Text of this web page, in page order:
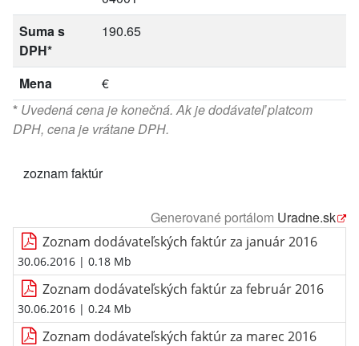
Suma s
DPH*
190.65
Mena
€
* Uvedená cena je konečná. Ak je dodávateľ platcom
DPH, cena je vrátane DPH.
zoznam faktúr
Generované portálom Uradne.sk
Zoznam dodávateľských faktúr za január 2016
30.06.2016 | 0.18 Mb
Zoznam dodávateľských faktúr za február 2016
30.06.2016 | 0.24 Mb
Zoznam dodávateľských faktúr za marec 2016